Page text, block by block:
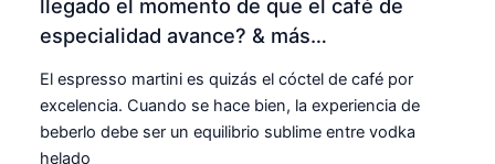
llegado el momento de que el café de
especialidad avance? & más…
El espresso martini es quizás el cóctel de café por
excelencia. Cuando se hace bien, la experiencia de
beberlo debe ser un equilibrio sublime entre vodka
helado